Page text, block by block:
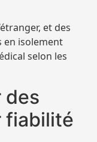
et des
en isolement
selon les
des
fiabilité